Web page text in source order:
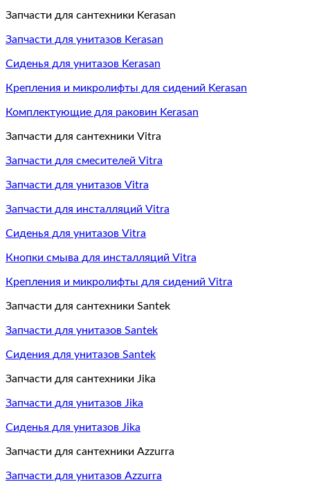
Запчасти для сантехники Kerasan
Запчасти для унитазов Kerasan
Сиденья для унитазов Kerasan
Крепления и микролифты для сидений Kerasan
Комплектующие для раковин Kerasan
Запчасти для сантехники Vitra
Запчасти для смесителей Vitra
Запчасти для унитазов Vitra
Запчасти для инсталляций Vitra
Сиденья для унитазов Vitra
Кнопки смыва для инсталляций Vitra
Крепления и микролифты для сидений Vitra
Запчасти для сантехники Santek
Запчасти для унитазов Santek
Сидения для унитазов Santek
Запчасти для сантехники Jika
Запчасти для унитазов Jika
Сиденья для унитазов Jika
Запчасти для сантехники Azzurra
Запчасти для унитазов Azzurra